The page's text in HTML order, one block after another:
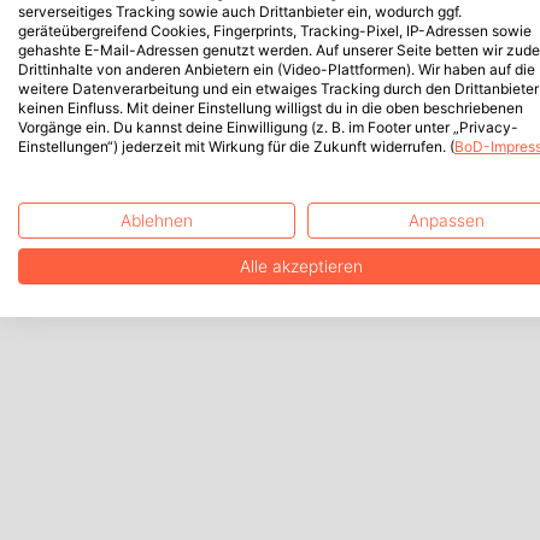
serverseitiges Tracking sowie auch Drittanbieter ein, wodurch ggf.
geräteübergreifend Cookies, Fingerprints, Tracking-Pixel, IP-Adressen sowie
gehashte E-Mail-Adressen genutzt werden. Auf unserer Seite betten wir
Drittinhalte von anderen Anbietern ein (Video-Plattformen). Wir haben auf die
weitere Datenverarbeitung und ein etwaiges Tracking durch den Drittanbieter
keinen Einfluss. Mit deiner Einstellung willigst du in die oben beschriebenen
Vorgänge ein. Du kannst deine Einwilligung (z. B. im Footer unter „Privacy-
Einstellungen“) jederzeit mit Wirkung für die Zukunft widerrufen. (BoD-
Ablehnen Anpassen
Alle akzeptieren